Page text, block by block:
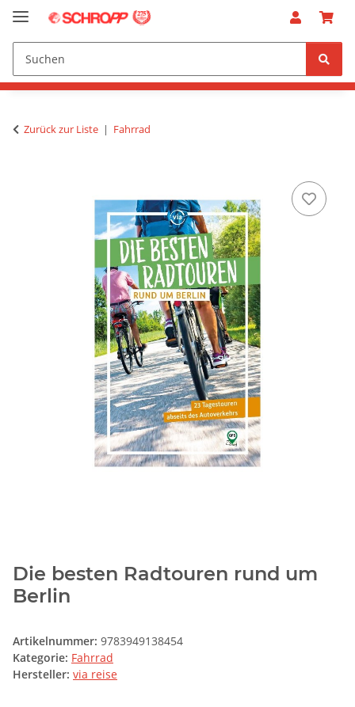
Zurück zur Liste Fahrrad
Die besten Radtouren rund um
Berlin
Artikelnummer: 9783949138454
Kategorie: Fahrrad
Hersteller: via reise